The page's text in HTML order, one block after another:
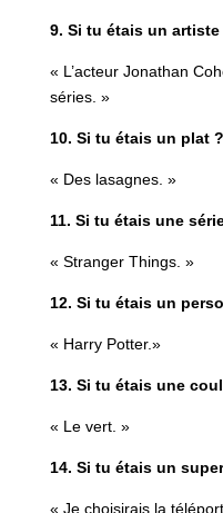
9. Si tu étais un artiste
« L’acteur Jonathan
séries. »
10. Si tu étais un plat ?
« Des lasagnes. »
11. Si tu étais une
« Stranger Things. »
12. Si tu étais un
« Harry Potter.»
13. Si tu étais une
« Le vert. »
14. Si tu étais un
« Je choisirais la